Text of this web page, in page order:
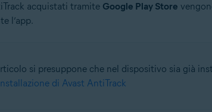
acquistati tramite Google Play Store
l’app.
si presuppone che nel dispositivo sia già
di Avast AntiTrack